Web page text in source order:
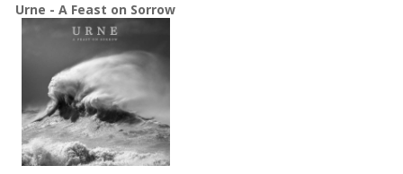
Urne - A Feast on Sorrow